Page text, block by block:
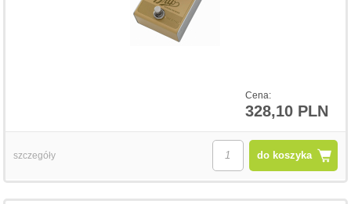
Cena:
328,10 PLN
do koszyka
szczegóły